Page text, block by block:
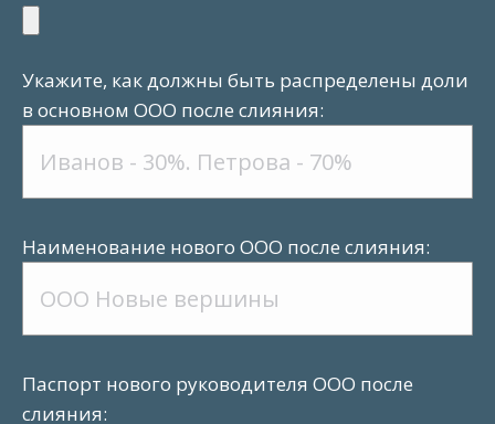
Укажите, как должны быть распределены доли
в основном ООО после слияния:
Наименование нового ООО после слияния:
Паспорт нового руководителя ООО после
слияния: